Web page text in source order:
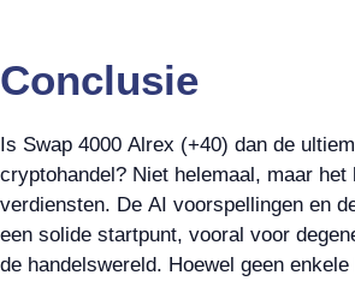
Conclusie
Is Swap 4000 Alrex (+40) dan de
cryptohandel? Niet helemaal, maar
verdiensten. De AI voorspellingen en
een solide startpunt, vooral voor
de handelswereld. Hoewel geen